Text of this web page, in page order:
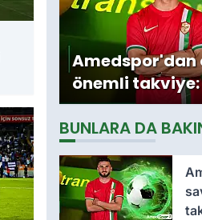
önemli
Soyalp ile
imzalandı
BUNLARA DA